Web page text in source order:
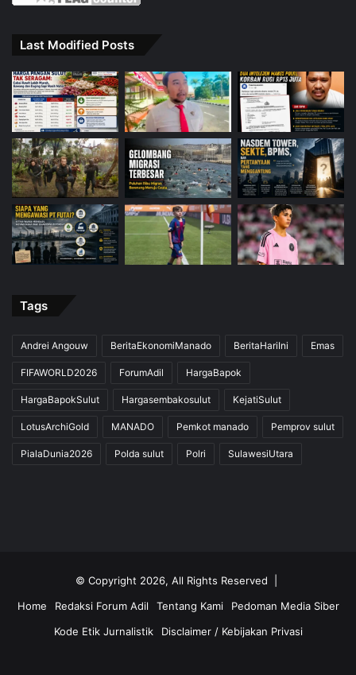
Last Modified Posts
Tags
Andrei Angouw BeritaEkonomiManado BeritaHariIni Emas
FIFAWORLD2026 ForumAdil HargaBapok
HargaBapokSulut Hargasembakosulut KejatiSulut
LotusArchiGold MANADO Pemkot manado Pemprov sulut
PialaDunia2026 Polda sulut Polri SulawesiUtara
© Copyright 2026, All Rights Reserved |
Home
Redaksi Forum Adil Tentang Kami
Pedoman Media Siber
Kode Etik Jurnalistik
Disclaimer / Kebijakan Privasi